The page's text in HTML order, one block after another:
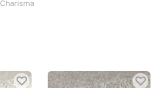
Charisma